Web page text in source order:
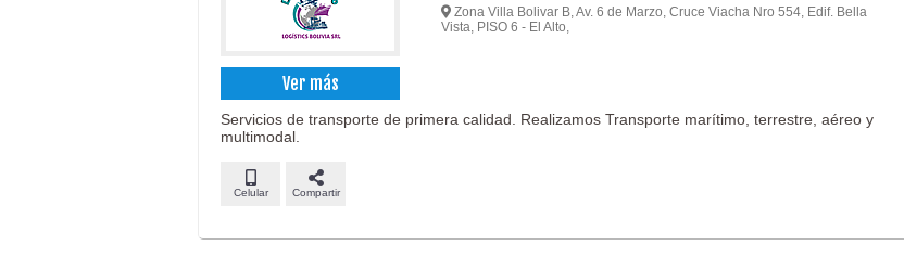
Ver más
Zona Villa Bolivar B, Av. 6 de Marzo, Cruce Viacha Nro 554, Edif. Bella
Vista, PISO 6 - El Alto,
Servicios de transporte de primera calidad. Realizamos Transporte marítimo, terrestre, aéreo y
multimodal.
Celular Compartir